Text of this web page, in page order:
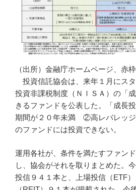
（出所）金融庁ホームページ、赤
投資信託協会は、来年１月にス
投資非課税制度（ＮＩＳＡ）の「
きるファンドを公表した。「成長
期間が２０年未満 ②高レバレッ
のファンドには投資できない。
運用各社が、条件を満たすファン
し、協会がそれを取りまとめた。
投信９４１本と、上場投信（ETF